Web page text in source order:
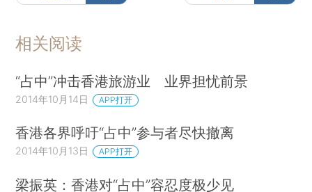
相关阅读
“占中”冲击香港旅游业 业界担忧前景
2014年10月14日 APP打开
香港各界呼吁“占中”参与者尽快撤离
2014年10月13日 APP打开
梁振英：香港对“占中”容忍度极少见